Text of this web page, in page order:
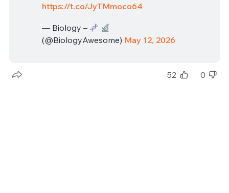
https://t.co/JyTMmoco64
— Biology –
(@BiologyAwesome) May 12, 2026
52 0